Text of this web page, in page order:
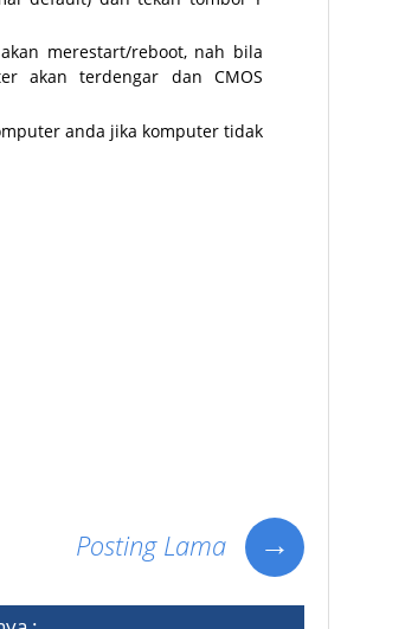
merestart/reboot, nah bila
akan terdengar dan CMOS
anda jika komputer tidak
Posting Lama →